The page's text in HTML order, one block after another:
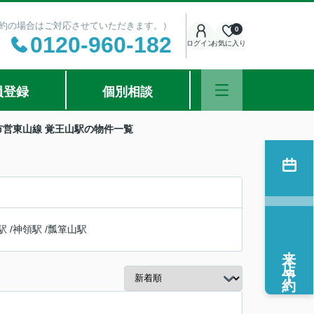
場合はご対応させていただきます。）
0120-960-182 ログインお気に入り
0
登録 個別相談
営東山線 覚王山駅の物件一覧
/神領駅 /瓢箪山駅
来店予約